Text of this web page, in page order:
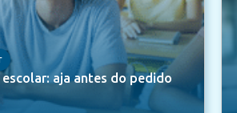
aja antes do pedido